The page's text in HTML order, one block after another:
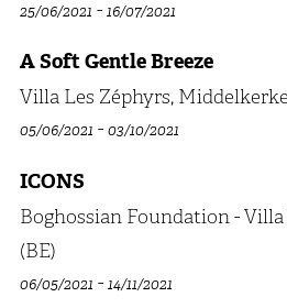
25/06/2021 -16/07/2021
A Soft Gentle Breeze
Villa Les Zéphyrs,
05/06/2021 -03/10/2021
ICONS
Boghossian Foundation -
(BE)
06/05/2021 -14/11/2021